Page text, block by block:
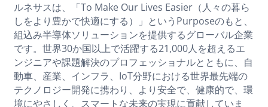
ルネサスは、「To Make Our Lives Easier（人々の暮ら
しをより豊かで快適にする）」というPurposeのもと、
組込み半導体ソリューションを提供するグローバル企業
です。世界30か国以上で活躍する21,000人を超えるエ
ンジニアや課題解決のプロフェッショナルとともに、自
動車、産業、インフラ、IoT分野における世界最先端の
テクノロジー開発に携わり、より安全で、健康的で、環
境にやさしく、スマートな未来の実現に貢献していま